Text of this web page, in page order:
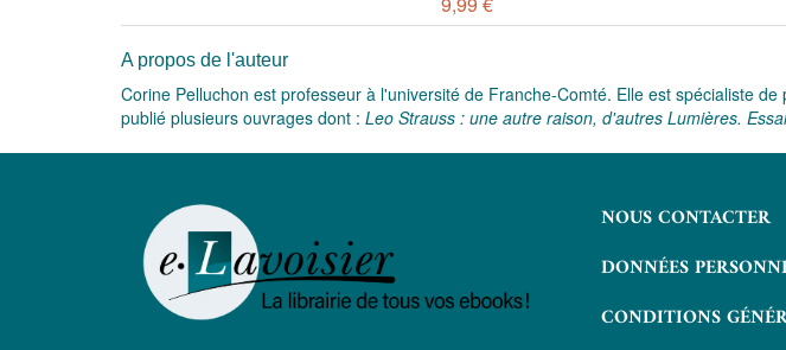
A propos de l'auteur
Corine Pelluchon est professeur à l'université de Franche-Comté. Elle est spécialiste
publié plusieurs ouvrages dont : Leo Strauss : une autre raison, d'autres Lumières.
NOUS CONTACTER
DONNÉES
CONDITIONS